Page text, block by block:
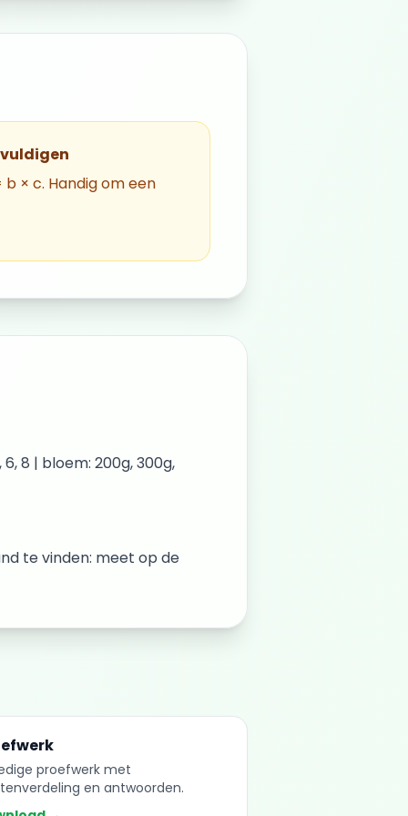
b × c. Handig om een
8 | bloem: 200g, 300g,
te vinden: meet op de
proefwerk met
en antwoorden.